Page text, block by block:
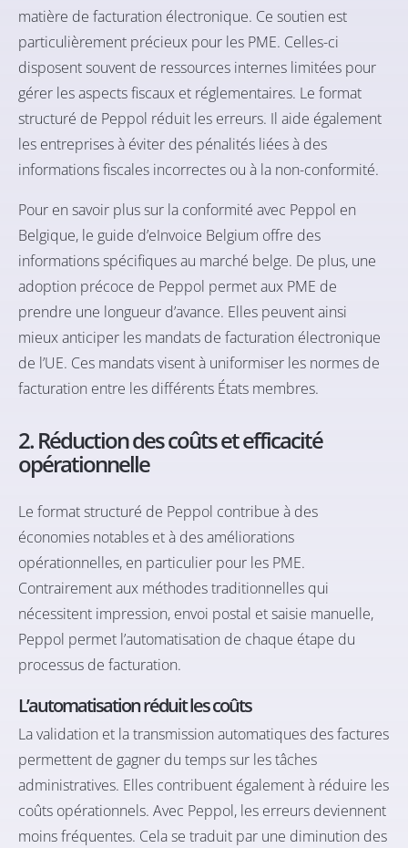
matière de facturation électronique. Ce soutien est
particulièrement précieux pour les PME. Celles-ci
disposent souvent de ressources internes limitées pour
gérer les aspects fiscaux et réglementaires. Le format
structuré de Peppol réduit les erreurs. Il aide également
les entreprises à éviter des pénalités liées à des
informations fiscales incorrectes ou à la non-conformité.
Pour en savoir plus sur la conformité avec Peppol en
Belgique, le guide d’eInvoice Belgium offre des
informations spécifiques au marché belge. De plus, une
adoption précoce de Peppol permet aux PME de
prendre une longueur d’avance. Elles peuvent ainsi
mieux anticiper les mandats de facturation électronique
de l’UE. Ces mandats visent à uniformiser les normes de
facturation entre les différents États membres.
2. Réduction des coûts et efficacité
opérationnelle
Le format structuré de Peppol contribue à des
économies notables et à des améliorations
opérationnelles, en particulier pour les PME.
Contrairement aux méthodes traditionnelles qui
nécessitent impression, envoi postal et saisie manuelle,
Peppol permet l’automatisation de chaque étape du
processus de facturation.
L’automatisation réduit les coûts
La validation et la transmission automatiques des factures
permettent de gagner du temps sur les tâches
administratives. Elles contribuent également à réduire les
coûts opérationnels. Avec Peppol, les erreurs deviennent
moins fréquentes. Cela se traduit par une diminution des